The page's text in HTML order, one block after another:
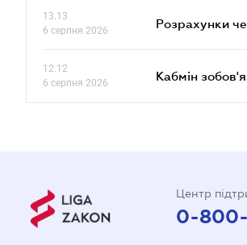
13.13
6 серпня 2026
Розрахунки
12.12
6 серпня 2026
Кабмін
Центр
0-800-